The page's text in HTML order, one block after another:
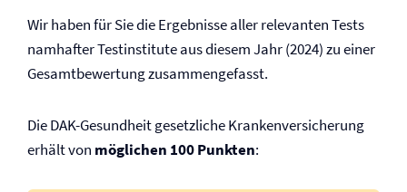
Wir haben für Sie die Ergebnisse aller relevanten Tests
namhafter Testinstitute aus diesem Jahr (2024) zu einer
Gesamtbewertung zusammengefasst.
Die DAK-Gesundheit gesetzliche Kranken­versicherung
erhält von möglichen 100 Punkten: